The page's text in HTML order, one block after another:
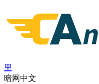
里
暗网中文